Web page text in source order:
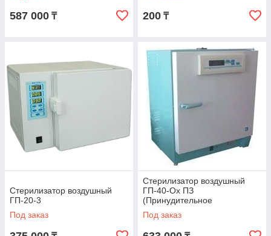
587 000 ₸ 200 ₸
Стерилизатор воздушный
ГП-20-3
Под заказ
Стерилизатор воздушный
ГП-40-Ох ПЗ
(Принудительное
охлаждение)
Под заказ